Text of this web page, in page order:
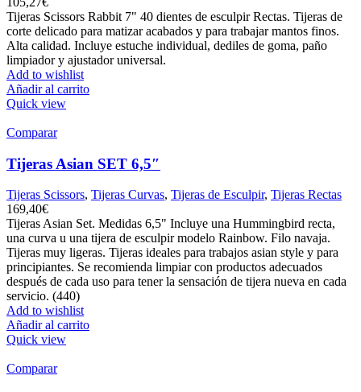
Tijeras Scissors Rabbit 7" 40 dientes de esculpir Rectas. Tijeras de
corte delicado para matizar acabados y para trabajar mantos finos.
Alta calidad. Incluye estuche individual, dediles de goma, paño
limpiador y ajustador universal.
Add to wishlist
Añadir al carrito
Quick view
Comparar
Tijeras Asian SET 6,5″
Tijeras Scissors, Tijeras Curvas, Tijeras de Esculpir, Tijeras Rectas
169,40€
Tijeras Asian Set. Medidas 6,5" Incluye una Hummingbird recta,
una curva u una tijera de esculpir modelo Rainbow. Filo navaja.
Tijeras muy ligeras. Tijeras ideales para trabajos asian style y para
principiantes. Se recomienda limpiar con productos adecuados
después de cada uso para tener la sensación de tijera nueva en cada
servicio. (440)
Add to wishlist
Añadir al carrito
Quick view
Comparar